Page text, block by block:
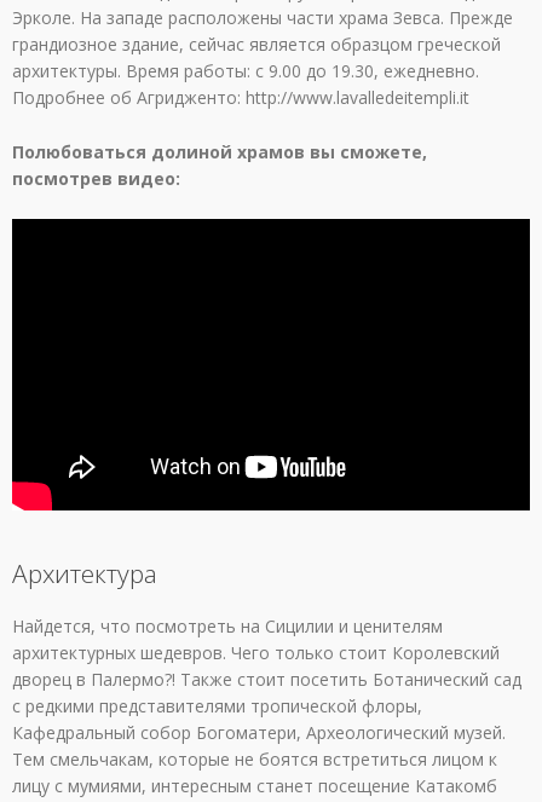
Эрколе. На западе расположены части храма Зевса. Прежде
грандиозное здание, сейчас является образцом греческой
архитектуры. Время работы: с 9.00 до 19.30, ежедневно.
Подробнее об Агридженто: http://www.lavalledeitempli.it
Полюбоваться долиной храмов вы сможете,
посмотрев видео:
Архитектура
Найдется, что посмотреть на Сицилии и ценителям
архитектурных шедевров. Чего только стоит Королевский
дворец в Палермо?! Также стоит посетить Ботанический сад
с редкими представителями тропической флоры,
Кафедральный собор Богоматери, Археологический музей.
Тем смельчакам, которые не боятся встретиться лицом к
лицу с мумиями, интересным станет посещение Катакомб